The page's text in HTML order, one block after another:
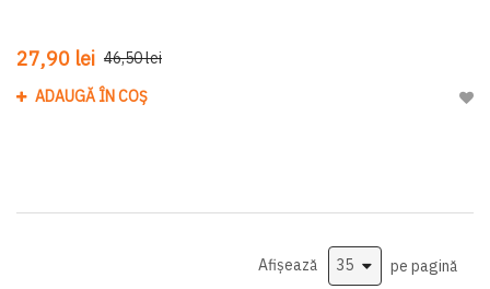
27,90 lei 46,50 lei
ADAUGĂ ÎN COȘ
Afișează pe pagină